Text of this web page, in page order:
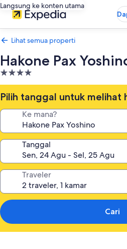
Langsung ke konten utama
Lihat semua properti
Hakone Pax
Properti
bintang
4.0
Pilih tanggal untuk melihat
Ke mana?
Tanggal
Traveler
Cari